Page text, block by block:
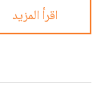
اقرأ المزيد